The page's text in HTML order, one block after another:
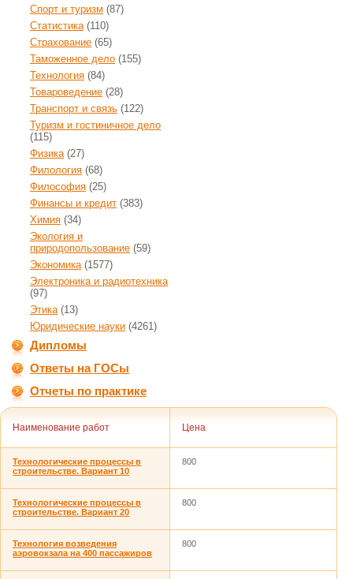
Спорт и туризм (87)
Статистика(110)
Страхование (65)
Таможенное дело (155)
Технология (84)
Товароведение (28)
Транспорт и связь (122)
Туризм и гостиничное дело
(115)
Физика(27)
Филология (68)
Философия (25)
Финансы и кредит (383)
Химия (34)
Экология и
природопользование (59)
Экономика(1577)
Электроника и радиотехника
(97)
Этика(13)
Юридические науки (4261)
Дипломы
Ответы на ГОСы
Отчеты по практике
Наименование работ Цена
Технологические процессы в
строительстве. Вариант 10
800
Технологические процессы в
строительстве. Вариант 20
800
Технология возведения
аэровокзала на 400 пассажиров
800